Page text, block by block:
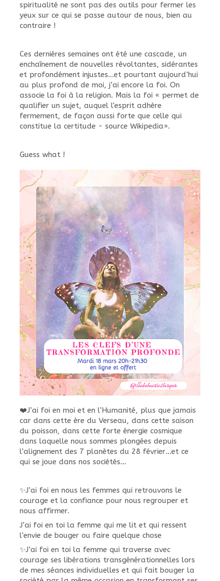
spiritualité ne sont pas des outils pour fermer les
yeux sur ce qui se passe autour de nous, bien au
contraire !
Ces dernières semaines ont été une cascade, un
enchaînement de nouvelles révoltantes, sidérantes
et profondément injustes…et pourtant aujourd’hui
au plus profond de moi, j’ai encore la foi. On
associe la foi à la religion. Mais la foi « permet de
qualifier un sujet, auquel l'esprit adhère
fermement, de façon aussi forte que celle qui
constitue la certitude - source Wikipedia».
Guess what !
❤️J’ai foi en moi et en l’Humanité, plus que jamais
car dans cette ère du Verseau, dans cette saison
du poisson, dans cette forte énergie cosmique
dans laquelle nous sommes plongées depuis
l’alignement des 7 planètes du 28 février…et ce
qui se joue dans nos sociétés…
✨J’ai foi en nous les femmes qui retrouvons le
courage et la confiance pour nous regrouper et
nous affirmer.
J’ai foi en toi la femme qui me lit et qui ressent
l’envie de bouger ou faire quelque chose
✨J’ai foi en toi la femme qui traverse avec
courage ses libérations transgénérationnelles lors
de mes séances individuelles et qui fait bouger la